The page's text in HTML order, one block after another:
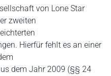
von Lone Star
zweiten
Hierfür fehlt es an einer
dem Jahr 2009 (§§ 24